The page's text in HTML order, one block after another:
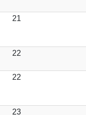
21
22
22
23